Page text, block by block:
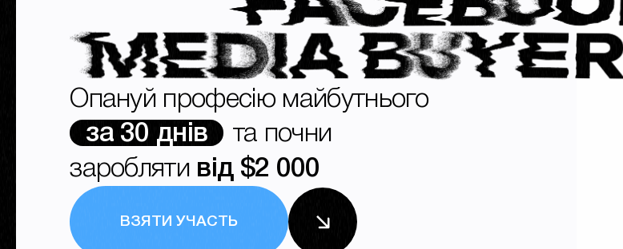
Опануй професію майбутнього
за 30 днів
та почни
заробляти від $2 000
ВЗЯТИ УЧАСТЬ